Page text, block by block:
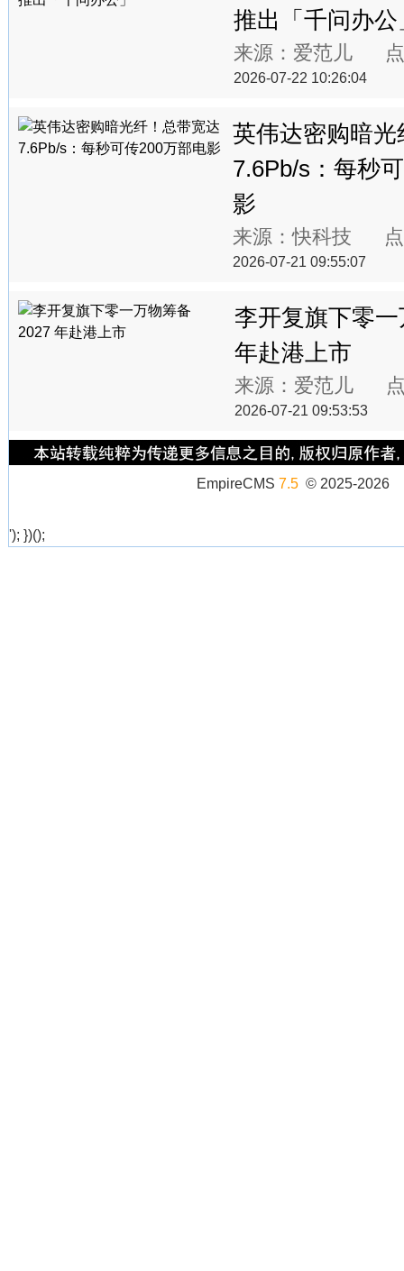
推出「千问办公
来源：爱范儿
2026-07-22 10:26:04
英伟达密购暗
7.6Pb/s：每秒
影
来源：快科技 点
2026-07-21 09:55:07
李开复旗下零
年赴港上市
来源：爱范儿
2026-07-21 09:53:53
EmpireCMS 7.5 © 2025-2026
'); })();